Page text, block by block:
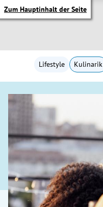
Zum Hauptinhalt der Seite
Lifestyle Kulinarik